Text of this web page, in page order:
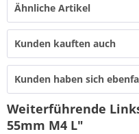
Ähnliche Artikel
Kunden kauften auch
Kunden haben sich
Weiterführende
55mm M4 L"